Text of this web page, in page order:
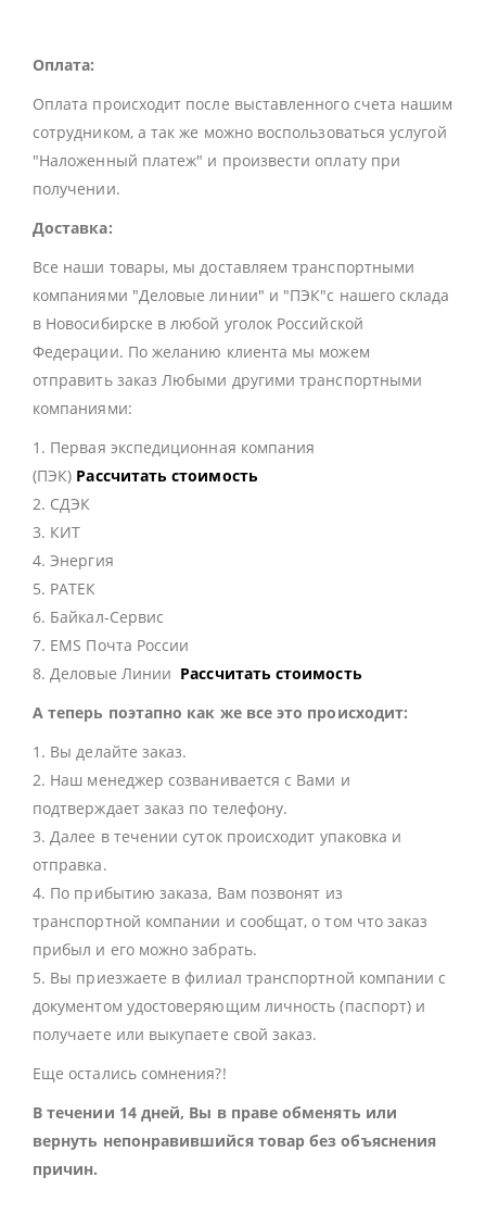
Оплата:
Оплата происходит после выставленного счета нашим
сотрудником, а так же можно воспользоваться услугой
"Наложенный платеж" и произвести оплату при
получении.
Доставка:
Все наши товары, мы доставляем транспортными
компаниями "Деловые линии" и "ПЭК"с нашего склада
в Новосибирске в любой уголок Российской
Федерации. По желанию клиента мы можем
отправить заказ Любыми другими транспортными
компаниями:
1. Первая экспедиционная компания
(ПЭК) Рассчитать стоимость
2. СДЭК
3. КИТ
4. Энергия
5. РАТЕК
6. Байкал-Сервис
7. EMS Почта России
8. Деловые Линии Рассчитать стоимость
А теперь поэтапно как же все это происходит:
1. Вы делайте заказ.
2. Наш менеджер созванивается с Вами и
подтверждает заказ по телефону.
3. Далее в течении суток происходит упаковка и
отправка.
4. По прибытию заказа, Вам позвонят из
транспортной компании и сообщат, о том что заказ
прибыл и его можно забрать.
5. Вы приезжаете в филиал транспортной компании с
документом удостоверяющим личность (паспорт) и
получаете или выкупаете свой заказ.
Еще остались сомнения?!
В течении 14 дней, Вы в праве обменять или
вернуть непонравившийся товар без объяснения
причин.